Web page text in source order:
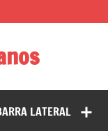
LATERAL